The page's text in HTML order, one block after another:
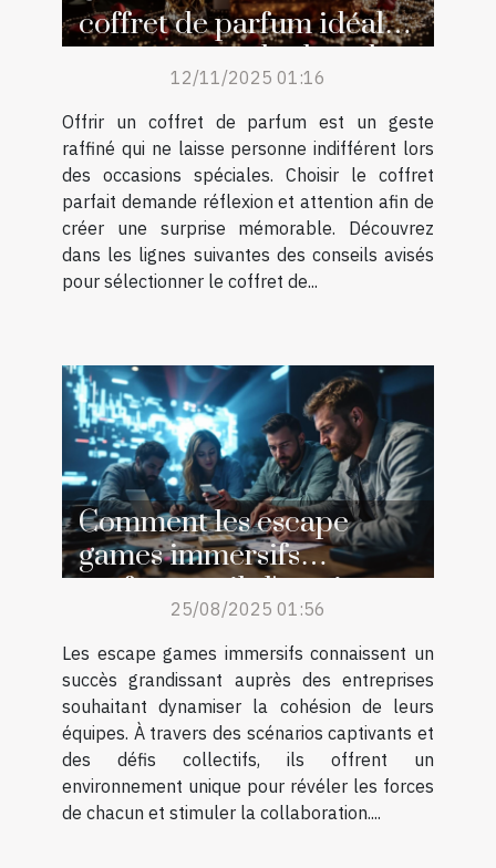
coffret de parfum idéal
pour surprendre lors des
occasions spéciales ?
12/11/2025 01:16
Offrir un coffret de parfum est un geste
raffiné qui ne laisse personne indifférent lors
des occasions spéciales. Choisir le coffret
parfait demande réflexion et attention afin de
créer une surprise mémorable. Découvrez
dans les lignes suivantes des conseils avisés
pour sélectionner le coffret de...
Comment les escape
games immersifs
renforcent-ils l'esprit
d'équipe ?25/08/2025 01:56
Les escape games immersifs connaissent un
succès grandissant auprès des entreprises
souhaitant dynamiser la cohésion de leurs
équipes. À travers des scénarios captivants et
des défis collectifs, ils offrent un
environnement unique pour révéler les forces
de chacun et stimuler la collaboration....